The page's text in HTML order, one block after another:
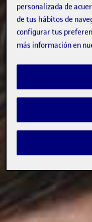
personalizada de
de tus hábitos de
configurar tus
más información en